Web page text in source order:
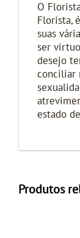
O
Florista,
suas
ser
desejo
conciliar
estado
Produtos